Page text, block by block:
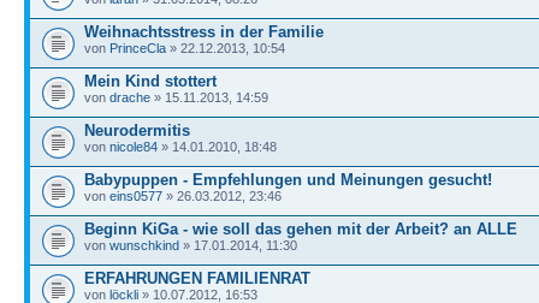
Weihnachtsstress in der Familie
von PrinceCla » 22.12.2013, 10:54
Mein Kind stottert
von drache » 15.11.2013, 14:59
Neurodermitis
von nicole84 » 14.01.2010, 18:48
Babypuppen - Empfehlungen und Meinungen gesucht!
von eins0577 » 26.03.2012, 23:46
Beginn KiGa - wie soll das gehen mit der Arbeit? an ALLE
von wunschkind » 17.01.2014, 11:30
ERFAHRUNGEN FAMILIENRAT
von löckli » 10.07.2012, 16:53